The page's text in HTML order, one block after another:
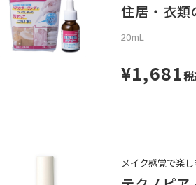
住居・衣類
20mL
¥1,681
メイク感覚で楽